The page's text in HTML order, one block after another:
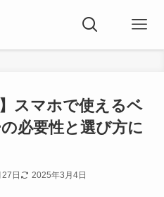
】スマホで使えるベ
必要性と選び方に
日 2025年3月4日